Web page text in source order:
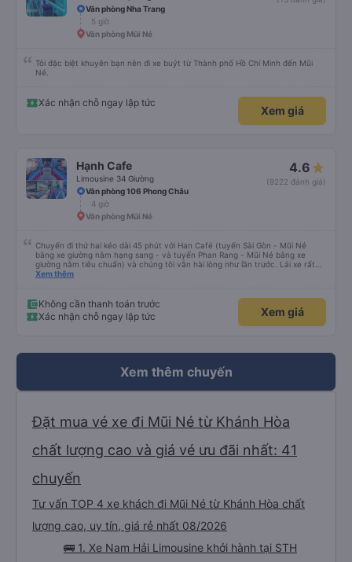
do nhu cầu quá cao! Đừng chần chừ nhé! 👍
Văn phòng Nha Trang
5 giờ
Văn phòng Mũi Né
Tôi đặc biệt khuyên bạn nên đi xe buýt từ Thành phố Hồ Chí Minh đến Mũi
Né.
Xác nhận chỗ ngay lập tức
Xem giá
Hạnh Cafe
Limousine 34 Giường
4.6
(9222 đánh giá)
Văn phòng 106 Phong Châu
4 giờ
Văn phòng Mũi Né
Chuyến đi thứ hai kéo dài 45 phút với Han Café (tuyến Sài Gòn - Mũi Né
bằng xe giường nằm hạng sang - và tuyến Phan Rang - Mũi Né bằng xe
giường nằm tiêu chuẩn) và chúng tôi vẫn hài lòng như lần trước. Lái xe rất
chuyên nghiệp, nhân viên vô cùng chu đáo (họ kiểm tra xem mọi thứ ở chỗ
rất hoàn hảo (họ gửi tin nhắn WhatsApp nhắc nhở chúng tôi về chuyến đi và
điểm đón). Điểm đón ở Phan Rang rất thuận tiện (nhà vệ sinh sạch sẽ, có đồ
uống để mua và việc lên xe rất dễ dàng). Họ thậm chí còn sắp xếp điểm
trì kém và nhân viên cực kỳ không thân thiện), tôi đánh giá cao Han Café.
Tôi không thể tham gia các chuyến đi qua đêm của họ vì đã hết chỗ, có lẽ
Xem thêm
Không cần thanh toán trước
Xác nhận chỗ ngay lập tức
Xem giá
Xem thêm chuyến
Đặt mua vé xe đi Mũi Né từ Khánh Hòa
chất lượng cao và giá vé ưu đãi nhất: 41
chuyến
Tư vấn TOP 4 xe khách đi Mũi Né từ Khánh Hòa chất
lượng cao, uy tín, giá rẻ nhất 08/2026
🚌 1. Xe Nam Hải Limousine khởi hành tại STH